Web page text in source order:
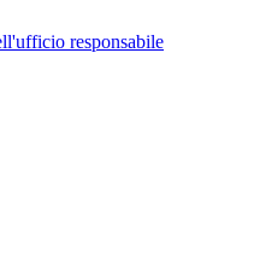
responsabile